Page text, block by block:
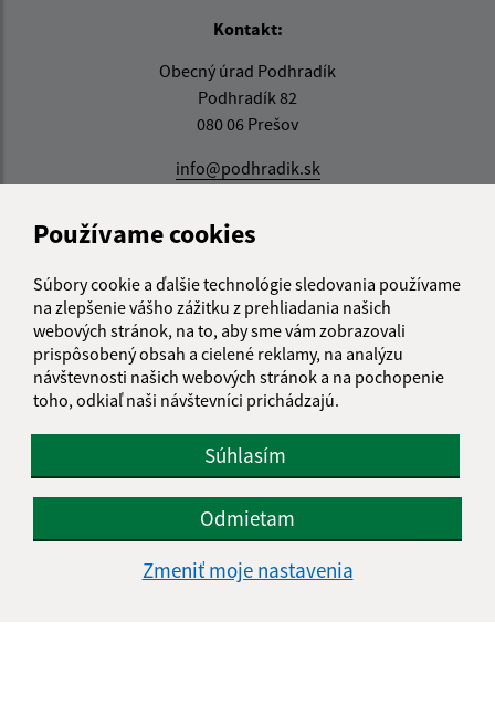
Používame cookies
Súbory cookie a ďalšie technológie sledovania používame
na zlepšenie vášho zážitku z prehliadania našich
webových stránok, na to, aby sme vám zobrazovali
prispôsobený obsah a cielené reklamy, na analýzu
návštevnosti našich webových stránok a na pochopenie
toho, odkiaľ naši návštevníci prichádzajú.
Súhlasím
Odmietam
Zmeniť moje nastavenia
Kontakt:
Obecný úrad Podhradík
Podhradík 82
080 06 Prešov
info@podhradik.sk
IČO: 00327620